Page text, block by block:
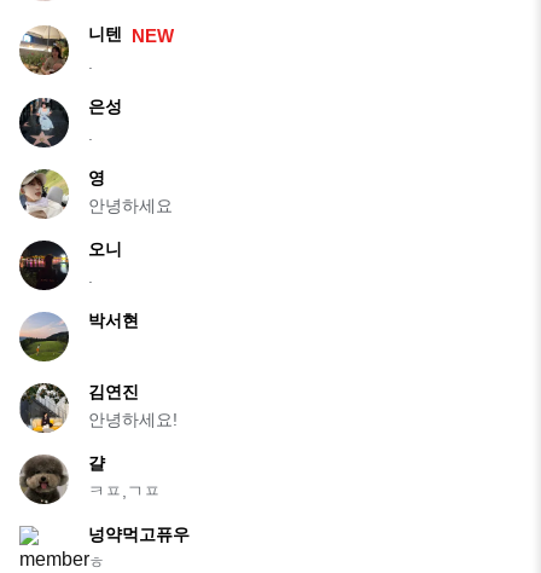
니텐 NEW
은성
영
안녕하세요
오니
박서현
김연진
안녕하세요!
걀
ㅋㅍ,ㄱㅍ
넝약먹고퓨우
ㅎ